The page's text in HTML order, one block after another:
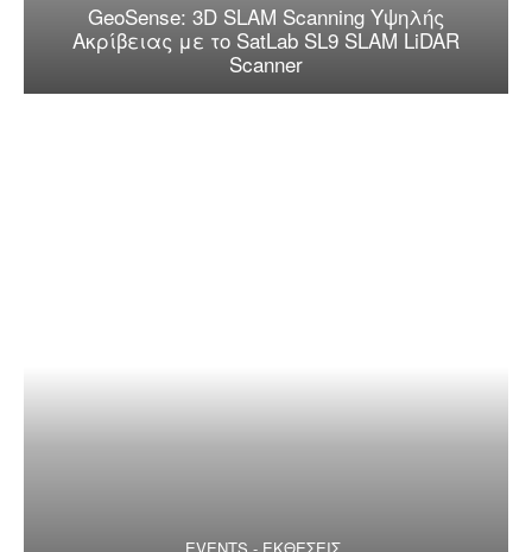
GeoSense: 3D SLAM Scanning Υψηλής
Ακρίβειας με το SatLab SL9 SLAM LiDAR
Scanner